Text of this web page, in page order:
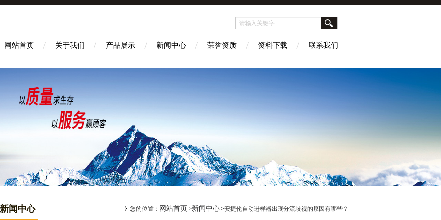
网站首页 关于我们 产品展示 新闻中心 荣誉资质 资料下载 联系我们
新闻中心 您的位置： 网站首页 >新闻中心 >安捷伦自动进样器出现分流歧视的原因有哪些？